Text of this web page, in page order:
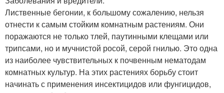
Лиственные бегонии, к большому сожалению, нельзя
отнести к самым стойким комнатным растениям. Они
поражаются не только тлей, паутинными клещами или
трипсами, но и мучнистой росой, серой гнилью. Это одна
из наиболее чувствительных к почвенным нематодам
комнатных культур. На этих растениях борьбу стоит
начинать с применения инсектицидов или фунгицидов,